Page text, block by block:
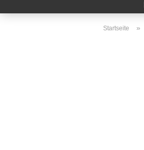
Startseite »